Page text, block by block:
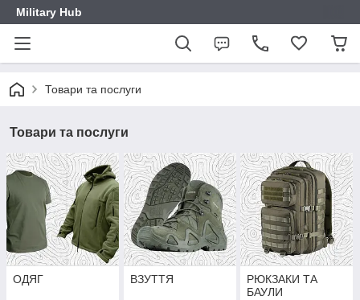
Military Hub
Товари та послуги
Товари та послуги
ОДЯГ ВЗУТТЯ
РЮКЗАКИ ТА
БАУЛИ